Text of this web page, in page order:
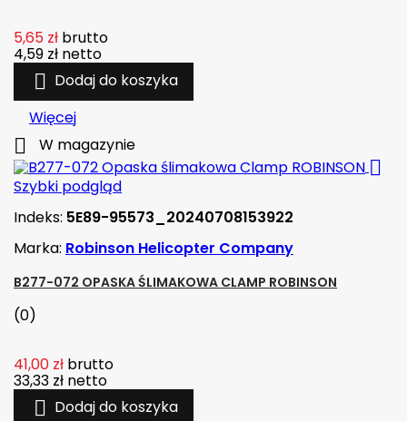
5,65 zł brutto
4,59 zł netto
 Dodaj do koszyka
Więcej
 W magazynie

Szybki podgląd
Indeks: 5E89-95573_20240708153922
Marka: Robinson Helicopter Company
B277-072 OPASKA ŚLIMAKOWA CLAMP ROBINSON
(0)
41,00 zł brutto
33,33 zł netto
 Dodaj do koszyka